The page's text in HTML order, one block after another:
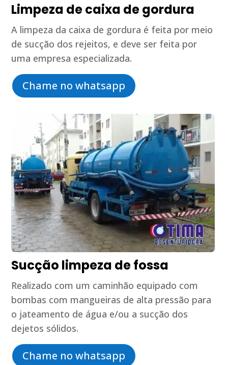
Limpeza de caixa de gordura
A limpeza da caixa de gordura é feita por meio
de sucção dos rejeitos, e deve ser feita por
uma empresa especializada.
Chame no whatsapp
Sucção limpeza de fossa
Realizado com um caminhão equipado com
bombas com mangueiras de alta pressão para
o jateamento de água e/ou a sucção dos
dejetos sólidos.
Chame no whatsapp